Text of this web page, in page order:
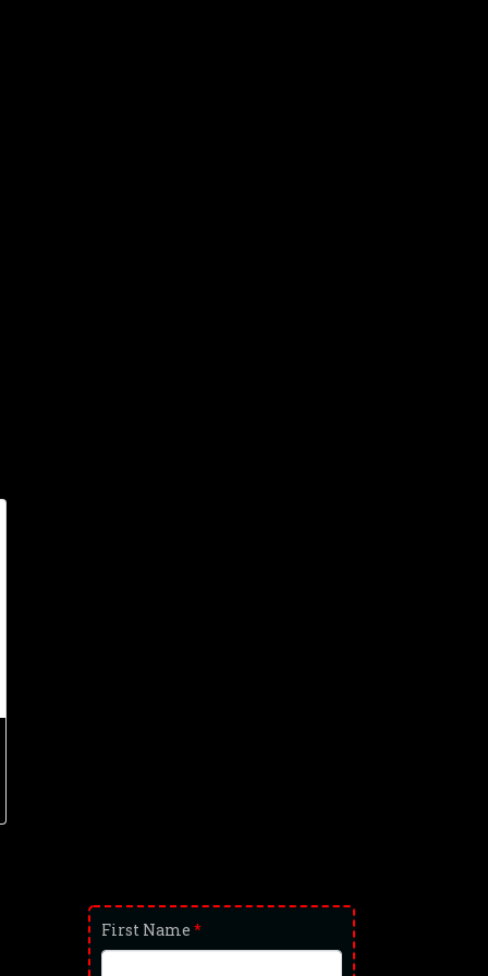
First Name *